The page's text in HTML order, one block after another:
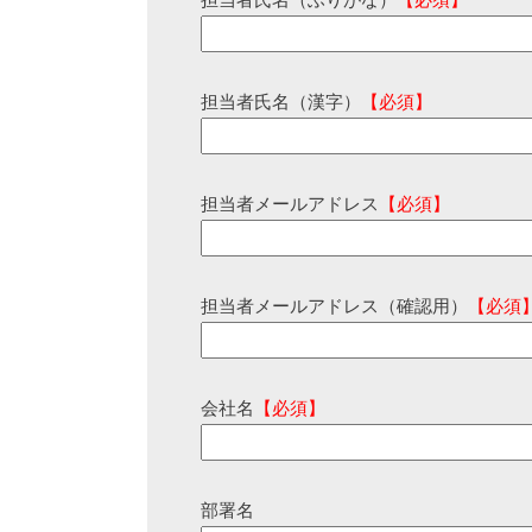
担当者氏名（漢字） 【必須】
担当者メールアドレス 【必須】
担当者メールアドレス（確認用） 【必須
会社名 【必須】
部署名